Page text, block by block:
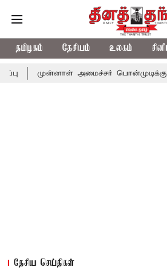
தமிழகம் தேசியம் உலகம்
அமைச்சர் பொன்முடிக்கு சென்னை
தேசிய செய்திகள்